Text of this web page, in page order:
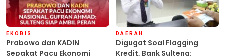
EKOBIS
Prabowo dan KADIN
Sepakat Pacu Ekonomi
DAERAH
Digugat Soal Flagging
Kredit, Bank Sulteng: